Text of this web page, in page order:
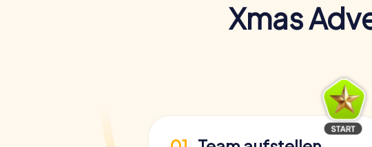
Xmas